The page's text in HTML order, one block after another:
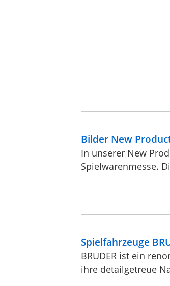
Bilder New
In unserer New
Spielwarenmesse.
Spielfahrzeuge
BRUDER ist ein
ihre detailgetreue